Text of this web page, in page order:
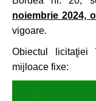
noiembrie 2024,
vigoare.
Obiectul licitaţiei
mijloace fixe: